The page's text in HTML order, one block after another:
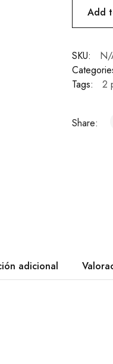
Add
SKU:
Tags:
2
Share:
adicional